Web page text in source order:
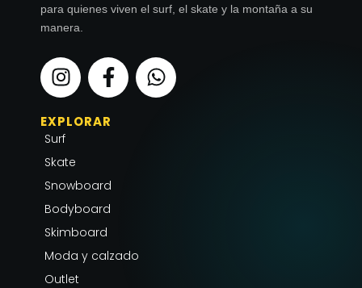
para quienes viven el surf, el skate y la montaña a su
manera.
I
n
s
t
a
g
r
a
m
F
a
c
e
o
k
f
W
h
a
EXPLORAR
Surf
Skate
Snowboard
Bodyboard
Skimboard
Moda y calzado
Outlet